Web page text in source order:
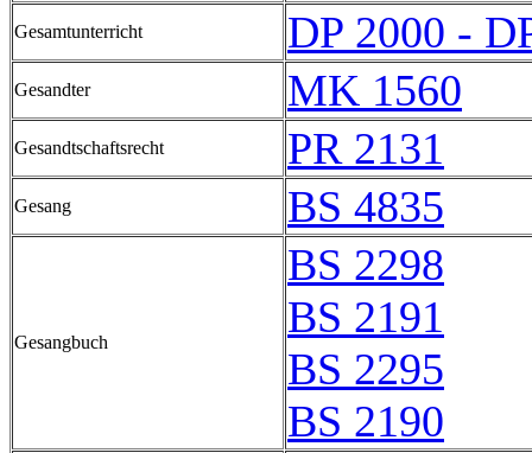
Gesamtunterricht DP 2000 -
Gesandter MK 1560
Gesandtschaftsrecht PR 2131
Gesang BS 4835
Gesangbuch
BS 2298
BS 2191
BS 2295
BS 2190